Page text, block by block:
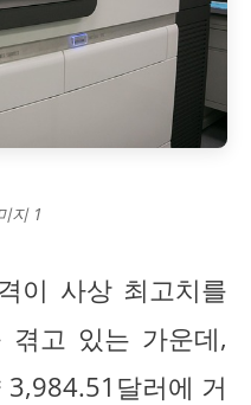
지 1
이 사상 최고치를
겪고 있는 가운데,
달러에 거